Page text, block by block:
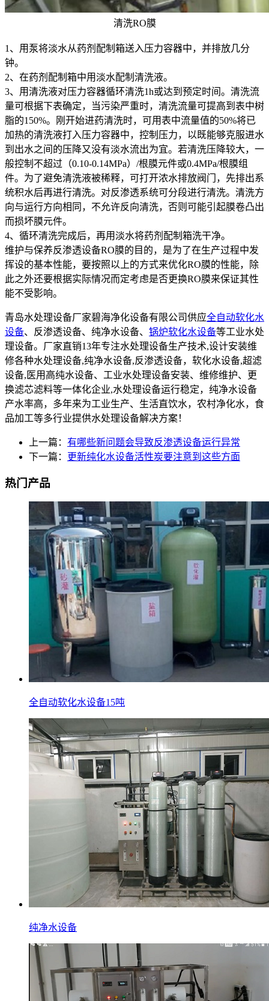
清洗RO膜
1、用泵将淡水从药剂配制箱送入压力容器中，并排放几分
钟。
2、在药剂配制箱中用淡水配制清洗液。
3、用清洗液对压力容器循环清洗1h或达到预定时间。清洗流
量可根据下表确定，当污染严重时，清洗流量可提高到表中树
脂的150%。刚开始进药清洗时，可用表中流量值的50%将已
加热的清洗液打入压力容器中，控制压力，以既能够克服进水
到出水之间的压降又没有淡水流出为宜。若清洗压降较大，一
般控制不超过（0.10-0.14MPa）/根膜元件或0.4MPa/根膜组
件。为了避免清洗液被稀释，可打开浓水排放阀门，先排出系
统积水后再进行清洗。对反渗透系统可分段进行清洗。清洗方
向与运行方向相同，不允许反向清洗，否则可能引起膜卷凸出
而损坏膜元件。
4、循环清洗完成后，再用淡水将药剂配制箱洗干净。
维护与保养反渗透设备RO膜的目的，是为了在生产过程中发
挥设的基本性能，要按照以上的方式来优化RO膜的性能，除
此之外还要根据实际情况而定考虑是否更换RO膜来保证其性
能不受影响。
青岛水处理设备厂家碧海净化设备有限公司供应全自动软化水
设备、反渗透设备、纯净水设备、 锅炉软化水设备等工业水处
理设备。厂家直销13年专注水处理设备生产技术,设计安装维
修各种水处理设备,纯净水设备,反渗透设备，软化水设备,超滤
设备,医用高纯水设备、工业水处理设备安装、维修维护、更
换滤芯滤料等一体化企业,水处理设备运行稳定，纯净水设备
产水率高，多年来为工业生产、生活直饮水，农村净化水，食
品加工等多行业提供水处理设备解决方案！
上一篇： 有哪些新问题会导致反渗透设备运行异常
下一篇：
更新纯化水设备活性炭要注意到这些方面
热门产品
全自动软化水设备15吨
纯净水设备